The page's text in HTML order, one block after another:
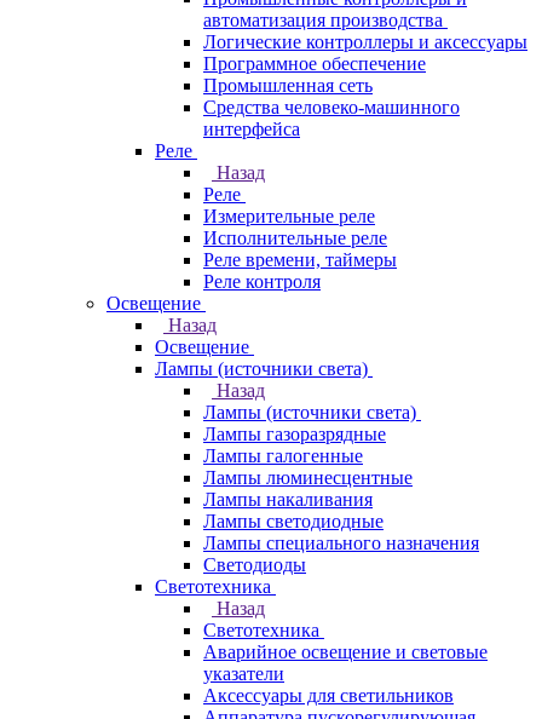
автоматизация производства
Логические контроллеры и аксессуары
Программное обеспечение
Промышленная сеть
Средства человеко-машинного
интерфейса
Реле
Назад
Реле
Измерительные реле
Исполнительные реле
Реле времени, таймеры
Реле контроля
Освещение
Назад
Освещение
Лампы (источники света)
Назад
Лампы (источники света)
Лампы газоразрядные
Лампы галогенные
Лампы люминесцентные
Лампы накаливания
Лампы светодиодные
Лампы специального назначения
Светодиоды
Светотехника
Назад
Светотехника
Аварийное освещение и световые
указатели
Аксессуары для светильников